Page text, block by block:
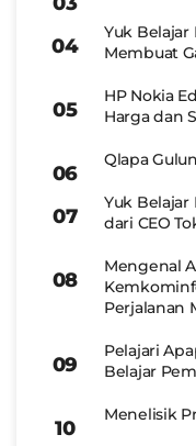
Yuk Belajar
Membuat
HP Nokia
Harga dan
Qlapa
Yuk
dari CEO
Mengenal
Perjalanan
Pelajari
Belajar
Menelisik